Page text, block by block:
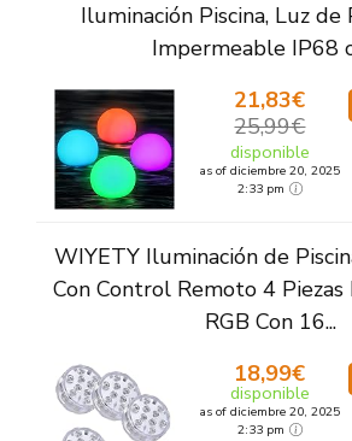
Iluminación Piscina, Luz de
Impermeable IP68
21,83€
25,99€
disponible
as of diciembre 20, 2025
2:33 pm
WIYETY Iluminación de
Con Control Remoto 4 Piezas
RGB Con 16...
18,99€
disponible
as of diciembre 20, 2025
2:33 pm